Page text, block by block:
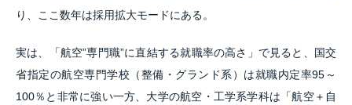
り、ここ数年は採用拡大モードにある。
実は、「航空”専門職”に直結する就職率の高さ」で見ると、国交
省指定の航空専門学校（整備・グランド系）は就職内定率95～
100％と非常に強い一方、大学の航空・工学系学科は「航空＋自